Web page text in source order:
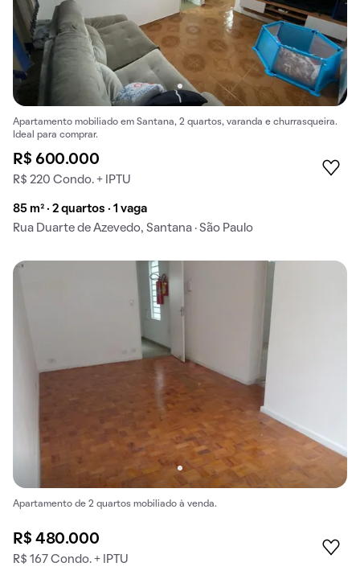
Apartamento mobiliado em Santana, 2 quartos, varanda e churrasqueira.
Ideal para comprar.
R$ 600.000
R$ 220 Condo. + IPTU
85 m² · 2 quartos · 1 vaga
Rua Duarte de Azevedo, Santana · São Paulo
Apartamento de 2 quartos mobiliado à venda.
R$ 480.000
R$ 167 Condo. + IPTU